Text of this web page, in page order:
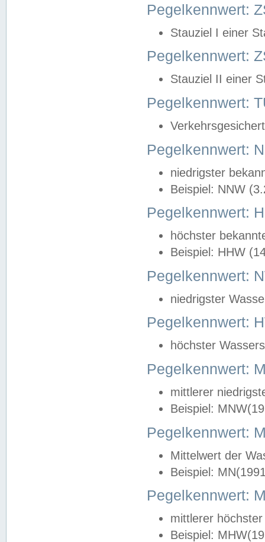
Pegelkennwert:
Stauziel I einer
Pegelkennwert:
Stauziel II einer
Pegelkennwert:
Pegelkennwert:
niedrigster
Beispiel: NNW
Pegelkennwert:
höchster
Beispiel: HHW
Pegelkennwert:
niedrigster
Pegelkennwert:
höchster
Pegelkennwert:
mittlerer
Beispiel:
Pegelkennwert:
Mittelwert der
Beispiel:
Pegelkennwert:
mittlerer
Beispiel: